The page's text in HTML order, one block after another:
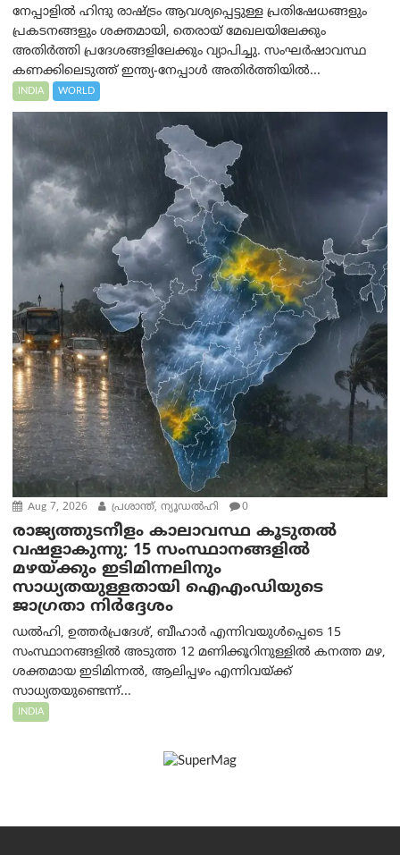
നേപ്പാളിൽ ഹിന്ദു രാഷ്ട്രം ആവശ്യപ്പെട്ടുള്ള പ്രതിഷേധങ്ങളും
പ്രകടനങ്ങളും ശക്തമായി, തെരായ് മേഖലയിലേക്കും
അതിർത്തി പ്രദേശങ്ങളിലേക്കും വ്യാപിച്ചു. സംഘർഷാവസ്ഥ
കണക്കിലെടുത്ത് ഇന്ത്യ-നേപ്പാൾ അതിർത്തിയിൽ...
INDIA WORLD
Aug 7, 2026 പ്രശാന്ത്, ന്യൂഡല്‍ഹി 0
രാജ്യത്തുടനീളം കാലാവസ്ഥ കൂടുതൽ
വഷളാകുന്നു; 15 സംസ്ഥാനങ്ങളിൽ
മഴയ്ക്കും ഇടിമിന്നലിനും
സാധ്യതയുള്ളതായി ഐഎംഡിയുടെ
ജാഗ്രതാ നിർദ്ദേശം
ഡൽഹി, ഉത്തർപ്രദേശ്, ബീഹാർ എന്നിവയുൾപ്പെടെ 15
സംസ്ഥാനങ്ങളിൽ അടുത്ത 12 മണിക്കൂറിനുള്ളിൽ കനത്ത മഴ,
ശക്തമായ ഇടിമിന്നൽ, ആലിപ്പഴം എന്നിവയ്ക്ക്
സാധ്യതയുണ്ടെന്ന്...
INDIA